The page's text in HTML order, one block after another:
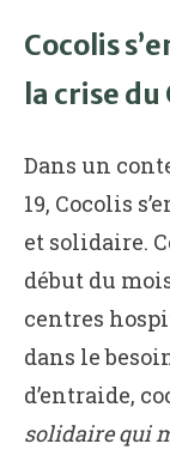
Cocolis
la crise
Dans un
19, Cocolis
et solidaire.
début du
centres
dans le
d’entraide,
solidaire qui